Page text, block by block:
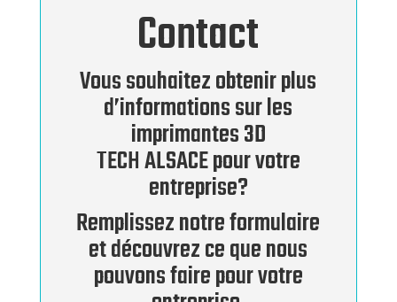
Contact
Vous souhaitez obtenir plus
d’informations sur les
imprimantes 3D
TECH ALSACE pour votre
entreprise?
Remplissez notre formulaire
et découvrez ce que nous
pouvons faire pour votre